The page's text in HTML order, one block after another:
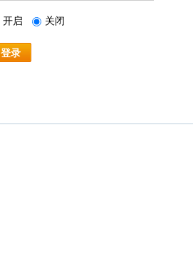
开启 关闭
登录